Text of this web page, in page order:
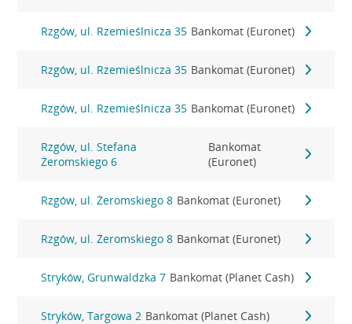
Rzgów, ul. Rzemieślnicza 35 Bankomat (Euronet)
Rzgów, ul. Rzemieślnicza 35 Bankomat (Euronet)
Rzgów, ul. Rzemieślnicza 35 Bankomat (Euronet)
Rzgów, ul. Stefana
Żeromskiego 6
Bankomat
(Euronet)
Rzgów, ul. Żeromskiego 8 Bankomat (Euronet)
Rzgów, ul. Żeromskiego 8 Bankomat (Euronet)
Stryków, Grunwaldzka 7 Bankomat (Planet Cash)
Stryków, Targowa 2 Bankomat (Planet Cash)